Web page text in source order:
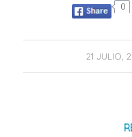
0
21 JULIO,
/